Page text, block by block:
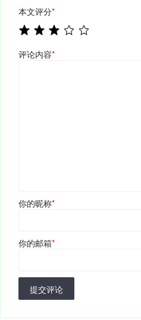
本文评分*
评论内容*
你的昵称*
你的邮箱*
提交评论